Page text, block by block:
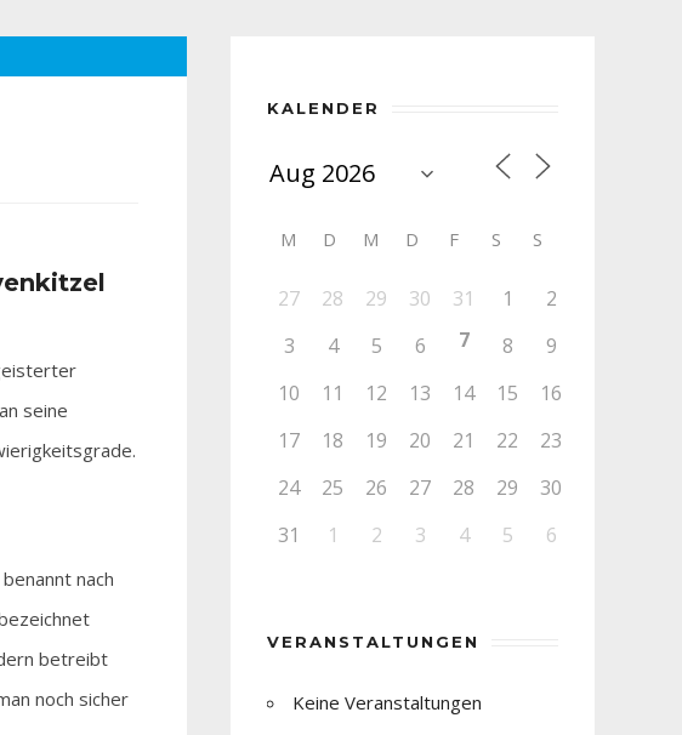
seine
nach
betreibt
noch sicher
KALENDER
M D M D F S S
27 28 29 30 31 1
2
3
4 5 6 7 8
9
10
11 12 13 14 15
16
17
18 19 20 21 22
23
24
25 26 27 28 29
30
31
1 2 3 4 5 6
VERANSTALTUNGEN
Keine Veranstaltungen